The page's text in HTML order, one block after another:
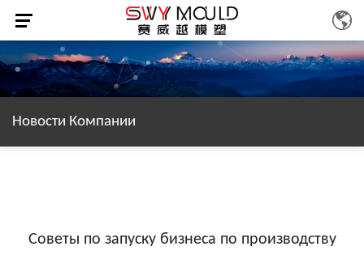
Новости Компании
Советы по запуску бизнеса по производству